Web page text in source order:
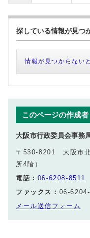
探している情報が見つ
情報が見つからない
このページの作成
大阪市行政委員会事務
〒530-8201 大阪市
所4階）
電話： 06-6208-8511
ファックス： 06-
メール送信フォーム